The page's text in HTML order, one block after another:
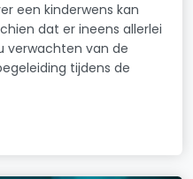
een kinderwens kan
dat er ineens allerlei
verwachten van de
tijdens de